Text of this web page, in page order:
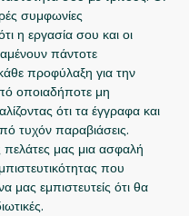
συμφωνίες
η εργασία σου και οι
πάντοτε
προφύλαξη για την
οποιαδήποτε μη
ότι τα έγγραφα και
τυχόν παραβιάσεις.
μας μια ασφαλή
που
μας εμπιστευτείς ότι θα